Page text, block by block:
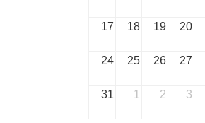
17 18 19 20
24 25 26 27
31 1 2 3